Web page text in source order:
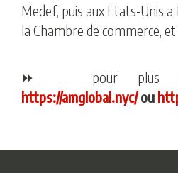
Medef, puis aux Etats-Unis
la Chambre de commerce, et
⏩️ pour plus
https://amglobal.nyc/ou